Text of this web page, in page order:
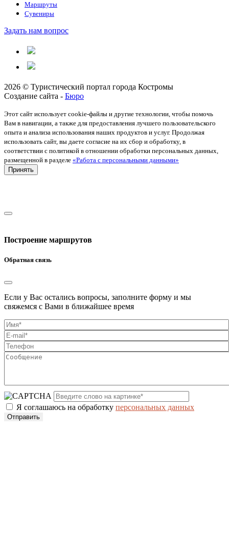
Маршруты
Сувениры
Задать нам вопрос
2026 © Туристический портал города Костромы
Создание сайта - Бюро
Этот сайт использует cookie-файлы и другие технологии, чтобы помочь
Вам в навигации, а также для предоставления лучшего пользовательского
опыта и анализа использования наших продуктов и услуг. Продолжая
использовать сайт, вы даете согласие на их сбор и обработку, в
соответствии с политикой в отношении обработки персональных данных,
размещенной в разделе «Работа с персональными данными»
Принять
Построение маршрутов
Обратная связь
Если у Вас остались вопросы, заполните форму и мы
свяжемся с Вами в ближайшее время
Я соглашаюсь на обработку персональных данных